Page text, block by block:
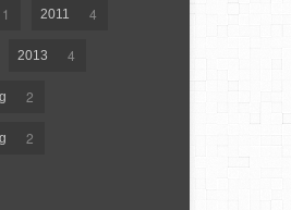
1 2011 4
2013 4
2
2